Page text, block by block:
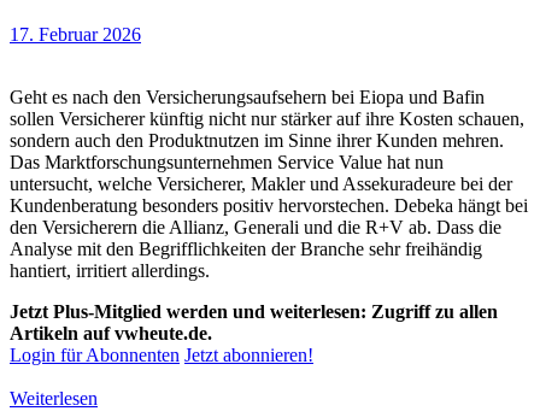
17. Februar 2026
Geht es nach den Versicherungsaufsehern bei Eiopa und Bafin
sollen Versicherer künftig nicht nur stärker auf ihre Kosten schauen,
sondern auch den Produktnutzen im Sinne ihrer Kunden mehren.
Das Marktforschungsunternehmen Service Value hat nun
untersucht, welche Versicherer, Makler und Assekuradeure bei der
Kundenberatung besonders positiv hervorstechen. Debeka hängt bei
den Versicherern die Allianz, Generali und die R+V ab. Dass die
Analyse mit den Begrifflichkeiten der Branche sehr freihändig
hantiert, irritiert allerdings.
Jetzt Plus-Mitglied werden und weiterlesen: Zugriff zu allen
Artikeln auf vwheute.de.
Login für Abonnenten Jetzt abonnieren!
Weiterlesen